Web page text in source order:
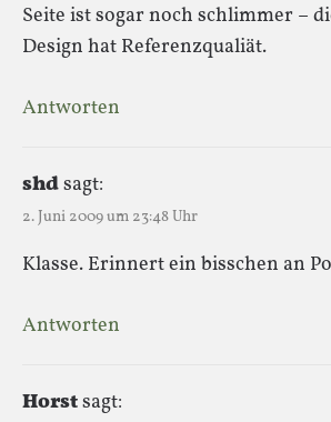
Seite ist sogar noch schlimmer –
Design hat Referenzqualiät.
Antworten
shdsagt:
2. Juni 2009 um 23:48 Uhr
Klasse. Erinnert ein bisschen an
Antworten
Horstsagt: